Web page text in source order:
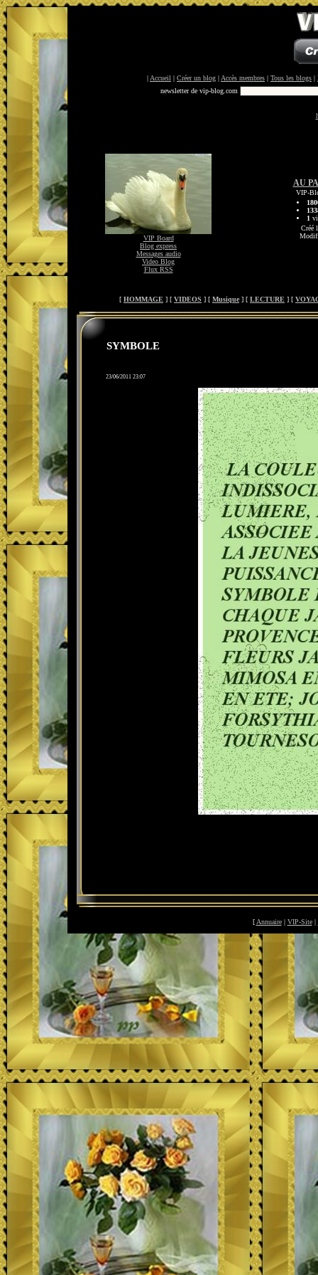
| Accueil | Créer un blog | Accès membres | Tous les blogs |
newsletter de vip-blog.com
VIP Board
Blog express
Messages audio
Video Blog
Flux RSS
AU
VIP-
1
Créé
[ HOMMAGE ] [ VIDEOS ] [ Musique ] [ LECTURE ] [
SYMBOLE
23/06/2011 23:07
[ Annuaire| VIP-Site|
©